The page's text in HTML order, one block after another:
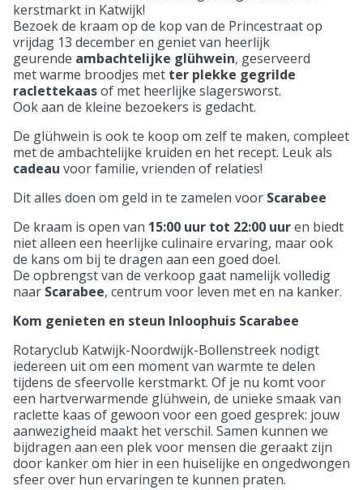
kerstmarkt in Katwijk!
Bezoek de kraam op de kop van de Princestraat op
vrijdag 13 december en geniet van heerlijk
geurende ambachtelijke glühwein, geserveerd
met warme broodjes met ter plekke gegrilde
raclettekaasof met heerlijke slagersworst.
Ook aan de kleine bezoekers is gedacht.
De glühwein is ook te koop om zelf te maken, compleet
met de ambachtelijke kruiden en het recept. Leuk als
cadeau voor familie, vrienden of relaties!
Dit alles doen om geld in te zamelen voor Scarabee
De kraam is open van 15:00 uur tot 22:00 uuren biedt
niet alleen een heerlijke culinaire ervaring, maar ook
de kans om bij te dragen aan een goed doel.
De opbrengst van de verkoop gaat namelijk volledig
naar Scarabee, centrum voor leven met en na kanker.
Kom genieten en steun Inloophuis Scarabee
Rotaryclub Katwijk-Noordwijk-Bollenstreek nodigt
iedereen uit om een moment van warmte te delen
tijdens de sfeervolle kerstmarkt. Of je nu komt voor
een hartverwarmende glühwein, de unieke smaak van
raclette kaas of gewoon voor een goed gesprek: jouw
aanwezigheid maakt het verschil. Samen kunnen we
bijdragen aan een plek voor mensen die geraakt zijn
door kanker om hier in een huiselijke en ongedwongen
sfeer over hun ervaringen te kunnen praten.